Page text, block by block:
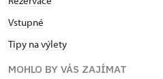
Vstupné
Tipy na výlety
MOHLO BY VÁS ZAJÍMAT